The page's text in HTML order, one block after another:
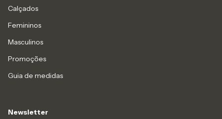
Calçados
Femininos
Masculinos
Promoções
Guia de medidas
Newsletter